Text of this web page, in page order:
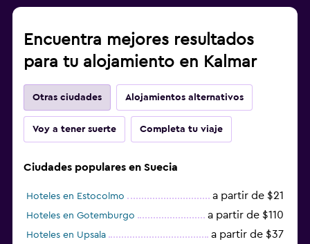
Encuentra mejores resultados
para tu alojamiento en Kalmar
Otras ciudades Alojamientos alternativos
Voy a tener suerte Completa tu viaje
Ciudades populares en Suecia
Hoteles en Estocolmo a partir de $21
Hoteles en Gotemburgo a partir de $110
Hoteles en Upsala a partir de $37